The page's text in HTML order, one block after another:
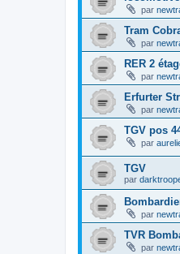
par
Tram
par
RER 2
par
Erfurter
par
TGV pos
par
TGV
par
par
TVR
par